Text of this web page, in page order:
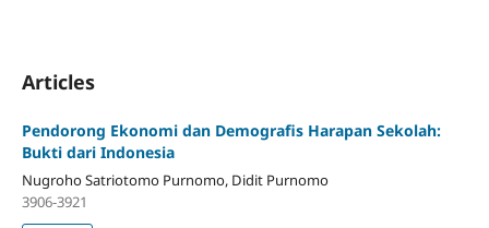
Articles
Pendorong Ekonomi dan Demografis Harapan Sekolah:
Bukti dari Indonesia
Nugroho Satriotomo Purnomo, Didit Purnomo
3906-3921